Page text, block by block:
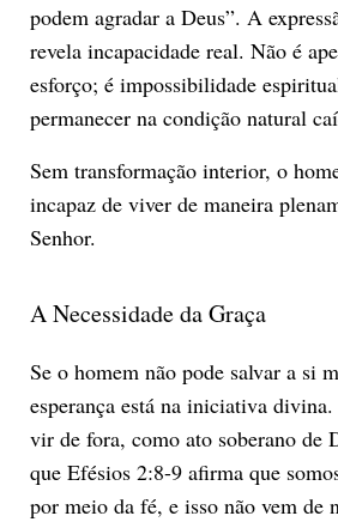
podem agradar a Deus”. A
revela incapacidade real. Não é
esforço; é impossibilidade
permanecer na condição natural
Sem transformação interior, o
incapaz de viver de maneira
Senhor.
A Necessidade da Graça
Se o homem não pode salvar a si
esperança está na iniciativa
vir de fora, como ato soberano de
que Efésios 2:8-9 afirma que
por meio da fé, e isso não vem de